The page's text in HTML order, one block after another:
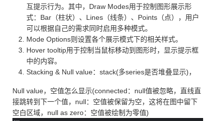
互提示行为。其中，Draw Modes用于控制图形展示形
式：Bar（柱状）、Lines（线条）、Points（点），用户
可以根据自己的需求同时启用多种模式。
Mode Options则设置各个展示模式下的相关样式。
Hover tooltip用于控制当鼠标移动到图形时，显示提示框
中的内容。
Stacking & Null value：stack(多series是否堆叠显示)，
Null value，空值怎么显示(connected：null值被忽略，直线直
接跳转到下一个值，null：空值被保留为空，这将在图中留下
空白区域，null as zero：空值被绘制为零值)